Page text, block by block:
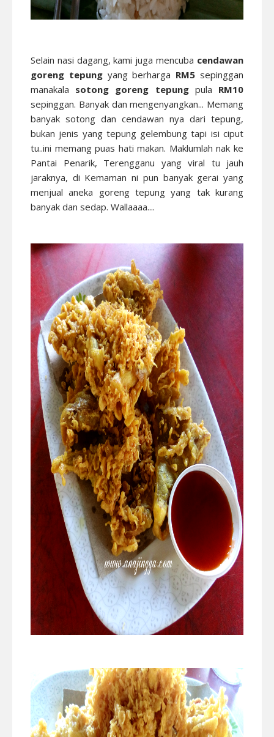
Selain nasi dagang, kami juga mencuba cendawan
goreng tepung yang berharga RM5sepinggan
manakala sotong goreng tepungpula RM10
sepinggan. Banyak dan mengenyangkan... Memang
banyak sotong dan cendawan nya dari tepung,
bukan jenis yang tepung gelembung tapi isi ciput
tu..ini memang puas hati makan. Maklumlah nak ke
Pantai Penarik, Terengganu yang viral tu jauh
jaraknya, di Kemaman ni pun banyak gerai yang
menjual aneka goreng tepung yang tak kurang
banyak dan sedap. Wallaaaa....